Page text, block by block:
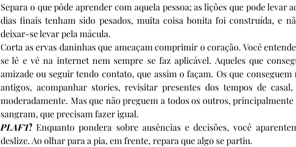
Separa o que pôde aprender com aquela pessoa; as lições que pode levar
dias finais tenham sido pesados, muita coisa bonita foi construída, e
deixar-se levar pela mácula.
Corta as ervas daninhas que ameaçam comprimir o coração. Você
se lê e vê na internet nem sempre se faz aplicável. Aqueles que
amizade ou seguir tendo contato, que assim o façam. Os que conseguem
antigos, acompanhar stories, revisitar presentes dos tempos de
moderadamente. Mas que não preguem a todos os outros, principalmente
sangram, que precisam fazer igual.
PLAFT! Enquanto pondera sobre ausências e decisões, você
deslize. Ao olhar para a pia, em frente, repara que algo se partiu.